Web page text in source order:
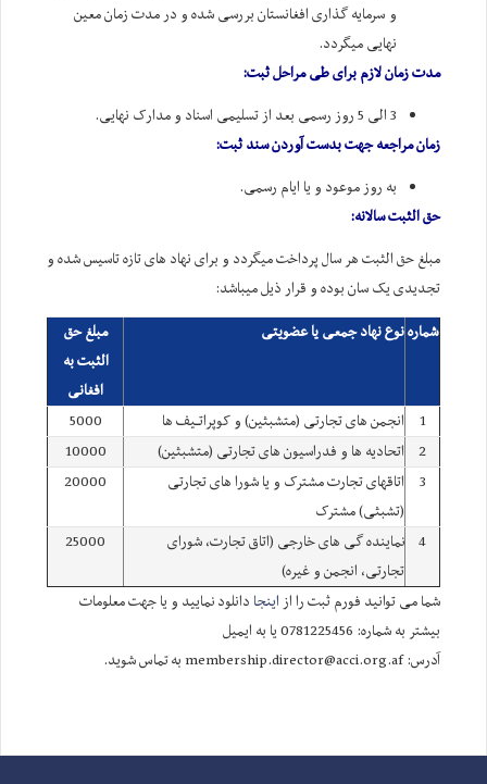
و سرمایه گذاری افغانستان بررسی شده و در مدت زمان معین
نهایی میگردد.
مدت زمان لازم برای طی مراحل ثبت:
3 الی 5 روز رسمی بعد از تسلیمی اسناد و مدارک نهایی.
زمان مراجعه جهت بدست آوردن سند ثبت:
به روز موعود و یا ایام رسمی.
حق الثبت سالانه:
مبلغ حق الثبت هر سال پرداخت میگردد و برای نهاد های تازه تاسیس شده و
تجدیدی یک سان بوده و قرار ذیل میباشد:
شمارهنوع نهاد جمعی یا عضویتی
مبلغ حق
الثبت به
افغانی
1
انجمن های تجارتی (متشبثین) و کوپراتـیف ها
5000
2 اتحادیه ها و فدراسیون های تجارتی (متشبثین)
10000
3
اتاقهای تجارت مشترک و یا شورا های تجارتی
(تشبثی) مشترک
20000
4 نماینده گی های خارجی (اتاق تجارت، شورای
تجارتی، انجمن و غیره)
25000
شما می توانید فورم ثبت را ازاینجا دانلود نمایید و یا جهت معلومات
بیشتر به شماره: 0781225456 یا به ایمیل
آدرس: membership.director@acci.org.af به تماس شوید.